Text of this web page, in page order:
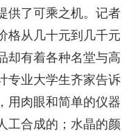
供了可乘之机。记者
格从几十元到几千元
却有着各种名堂与高
专业大学生齐家告诉
用肉眼和简单的仪器
工合成的；水晶的颜